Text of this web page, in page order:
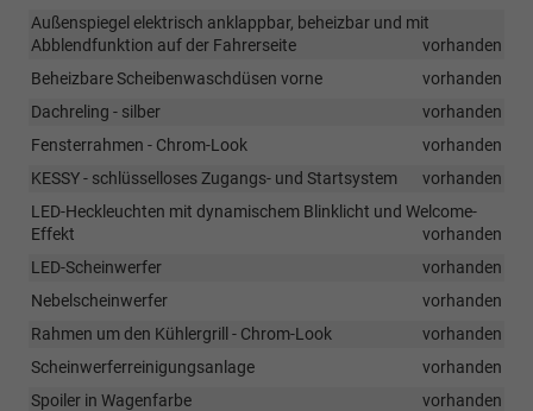
Außenspiegel elektrisch anklappbar, beheizbar und mit
Abblendfunktion auf der Fahrerseite
vorhanden
Beheizbare Scheibenwaschdüsen vorne
vorhanden
Dachreling - silber
vorhanden
Fensterrahmen - Chrom-Look
vorhanden
KESSY - schlüsselloses Zugangs- und Startsystem
vorhanden
LED-Heckleuchten mit dynamischem Blinklicht und Welcome-
Effekt
vorhanden
LED-Scheinwerfer
vorhanden
Nebelscheinwerfer
vorhanden
Rahmen um den Kühlergrill - Chrom-Look
vorhanden
Scheinwerferreinigungsanlage
vorhanden
Spoiler in Wagenfarbe
vorhanden